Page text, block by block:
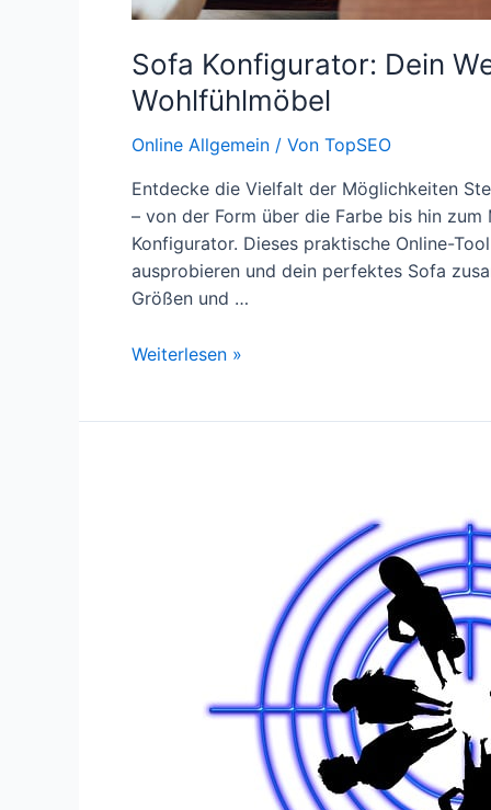
Sofa Konfigurator: Dein
Wohlfühlmöbel
Online Allgemein / Von TopSEO
Entdecke die Vielfalt der Möglichkeiten
– von der Form über die Farbe bis hin
Konfigurator. Dieses praktische Online-
ausprobieren und dein perfektes Sofa
Größen und …
Sofa
Weiterlesen »